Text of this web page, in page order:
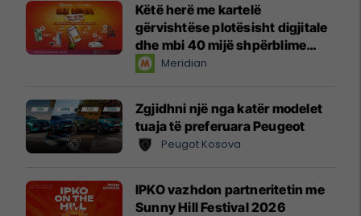
Këtë herë me kartelë
gërvishtëse plotësisht digjitale
dhe mbi 40 mijë shpërblime
instant!Meridian
Zgjidhni një nga katër modelet
tuaja të preferuara Peugeot
Peugot Kosova
IPKO vazhdon partneritetin me
Sunny Hill Festival 2026